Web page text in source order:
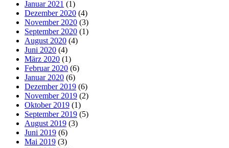
Januar 2021 (1)
Dezember 2020 (4)
November 2020 (3)
September 2020 (1)
August 2020 (4)
Juni 2020 (4)
März 2020 (1)
Februar 2020 (6)
Januar 2020 (6)
Dezember 2019 (6)
November 2019 (2)
Oktober 2019 (1)
September 2019 (5)
August 2019 (3)
Juni 2019 (6)
Mai 2019 (3)